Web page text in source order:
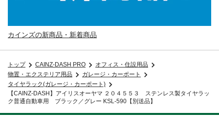
カインズの新商品・新着商品
トップ CAINZ-DASH PRO
オフィス・住設用品
物置・エクステリア用品
ガレージ・カーポート
タイヤラック(ガレージ・カーポート)
【CAINZ-DASH】アイリスオーヤマ ２０４５５３ ステンレス製タイヤラッ
ク普通自動車用 ブラック／グレー KSL-590【別送品】